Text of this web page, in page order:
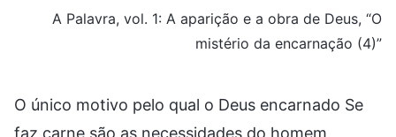
A Palavra, vol. 1: A aparição e a obra de Deus, “O
mistério da encarnação (4)”
O único motivo pelo qual o Deus encarnado Se
faz carne são as necessidades do homem